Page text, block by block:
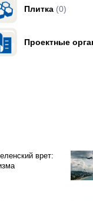
Плитка (0)
Проектные
врет: